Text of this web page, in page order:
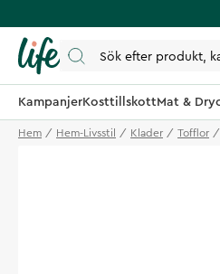
KampanjerKosttillskottMat &
Hem Hem-Livsstil Klader Tofflor